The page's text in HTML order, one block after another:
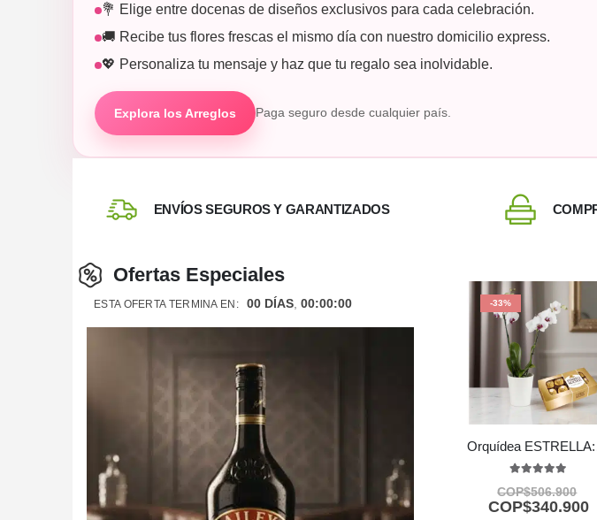
💐 Elige entre docenas de diseños exclusivos para cada celebración.
🚚 Recibe tus flores frescas el mismo día con nuestro domicilio express.
💖 Personaliza tu mensaje y haz que tu regalo sea inolvidable.
Explora los Arreglos Paga seguro desde cualquier país.
ENVÍOS SEGUROS Y GARANTIZADOS
Ofertas Especiales
ESTA OFERTA TERMINA EN: 00 DÍAS 00:00:00 -33%
COP$506.900
COP$340.900